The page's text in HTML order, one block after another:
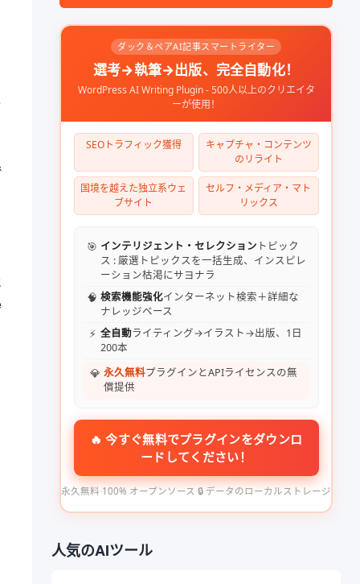
ダック＆ペアAI記事スマートライター
選考→執筆→出版、完全自動化！
WordPress AI Writing Plugin - 500人以上のクリエイタ
ーが使用！
SEOトラフィック獲得
キャプチャ・コンテンツ
のリライト
国境を越えた独立系ウェ
ブサイト
セルフ・メディア・マト
リックス
🎯 インテリジェント・セレクション トピック
ス : 厳選トピックスを一括生成、インスピレ
ーション枯渇にサヨナラ
🧠 検索機能強化インターネット検索＋詳細な
ナレッジベース
⚡ 全自動ライティング→イラスト→出版、1日
200本
💎 永久無料プラグインとAPIライセンスの無
償提供
🔥 今すぐ無料でプラグインをダウンロ
ードしてください！
永久無料·100% オープンソース ·🔒 データのローカルストレージ
人気のAIツール